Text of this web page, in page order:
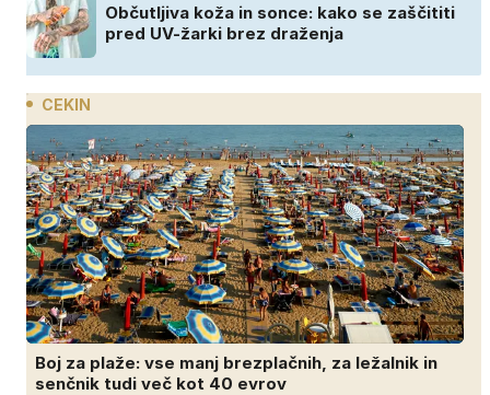
Občutljiva koža in sonce: kako se zaščititi
pred UV-žarki brez draženja
CEKIN
Boj za plaže: vse manj brezplačnih, za ležalnik in
senčnik tudi več kot 40 evrov